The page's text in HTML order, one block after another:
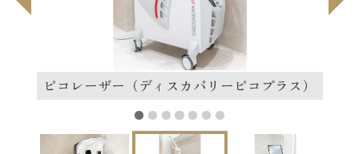
ピコレーザー（ディスカバリーピコプラス）